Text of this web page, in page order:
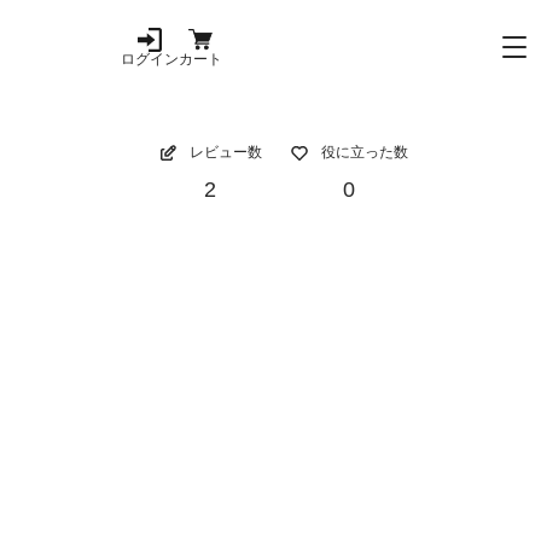
ログインカート
レビュー数
2
役に立った数
0